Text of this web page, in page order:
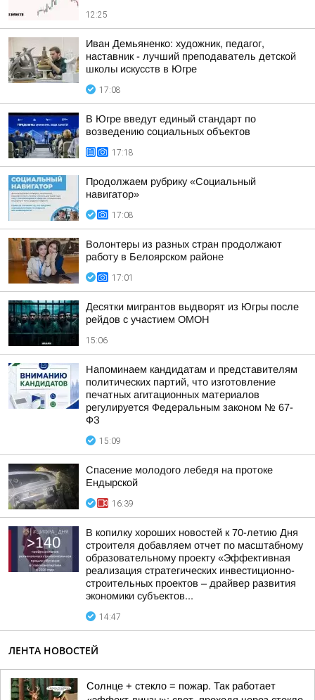
12:25
Иван Демьяненко: художник, педагог,
наставник - лучший преподаватель детской
школы искусств в Югре
17:08
В Югре введут единый стандарт по
возведению социальных объектов
17:18
Продолжаем рубрику «Социальный
навигатор»
17:08
Волонтеры из разных стран продолжают
работу в Белоярском районе
17:01
Десятки мигрантов выдворят из Югры после
рейдов с участием ОМОН
15:06
Напоминаем кандидатам и представителям
политических партий, что изготовление
печатных агитационных материалов
регулируется Федеральным законом № 67-
ФЗ
15:09
Спасение молодого лебедя на протоке
Ендырской
16:39
В копилку хороших новостей к 70-летию Дня
строителя добавляем отчет по масштабному
образовательному проекту «Эффективная
реализация стратегических инвестиционно-
строительных проектов – драйвер развития
экономики субъектов...
14:47
ЛЕНТА НОВОСТЕЙ
Солнце + стекло = пожар. Так работает